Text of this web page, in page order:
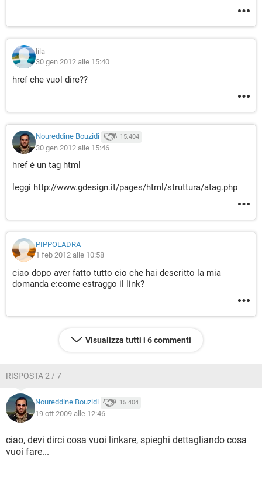
lila
30 gen 2012 alle 15:40
href che vuol dire??
Noureddine Bouzidi 15.404
30 gen 2012 alle 15:46
href è un tag html
leggi http://www.gdesign.it/pages/html/struttura/atag.php
PIPPOLADRA
1 feb 2012 alle 10:58
ciao dopo aver fatto tutto cio che hai descritto la mia
domanda e:come estraggo il link?
Visualizza tutti i 6 commenti
RISPOSTA 2 / 7
Noureddine Bouzidi 15.404
19 ott 2009 alle 12:46
ciao, devi dirci cosa vuoi linkare, spieghi dettagliando cosa
vuoi fare...